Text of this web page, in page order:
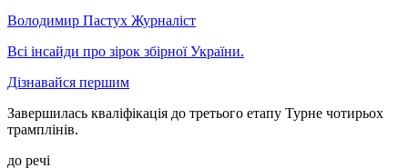
Володимир Пастух Журналіст
Всі інсайди про зірок збірної України.
Дізнавайся першим
Завершилась кваліфікація до третього етапу Турне чотирьох
трамплінів.
до речі